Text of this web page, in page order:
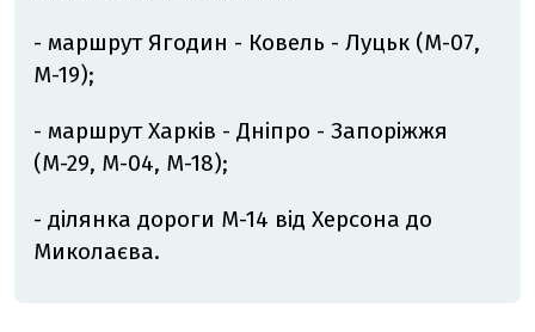
- маршрут Ягодин - Ковель - Луцьк (М-07,
М-19);
- маршрут Харків - Дніпро - Запоріжжя
(М-29, M-04, M-18);
- ділянка дороги М-14 від Херсона до
Миколаєва.